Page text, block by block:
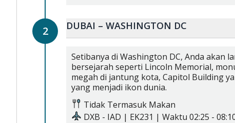
2 DUBAI – WASHINGTON DC
Setibanya di Washington DC, Anda akan
bersejarah seperti Lincoln Memorial,
megah di jantung kota, Capitol Building
yang menjadi ikon dunia.
Tidak Termasuk Makan
DXB - IAD | EK231 | Waktu 02:25 -